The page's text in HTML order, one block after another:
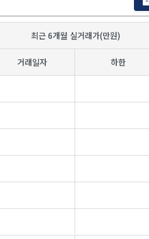
최근 6개월 실거래가(만원)
거래일자 하한